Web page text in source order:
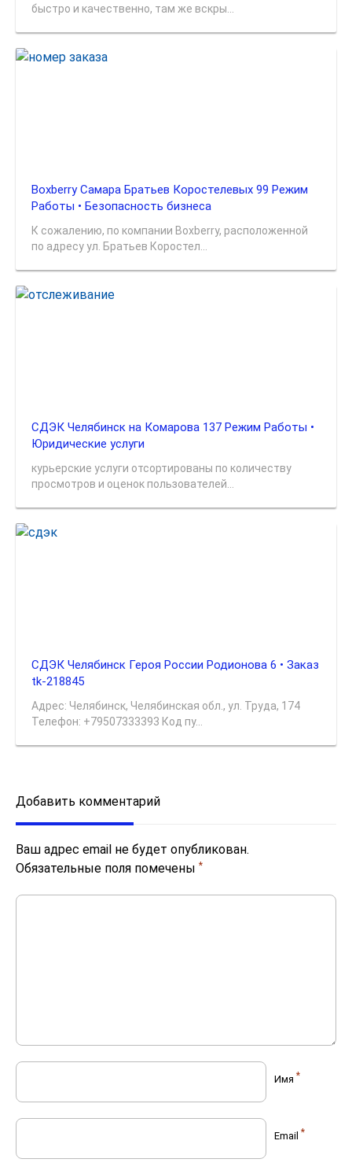
быстро и качественно, там же вскры...
Boxberry Самара Братьев Коростелевых 99 Режим
Работы • Безопасность бизнеса
К сожалению, по компании Boxberry, расположенной
по адресу ул. Братьев Коростел...
СДЭК Челябинск на Комарова 137 Режим Работы •
Юридические услуги
курьерские услуги отсортированы по количеству
просмотров и оценок пользователей...
СДЭК Челябинск Героя России Родионова 6 • Заказ
tk-218845
Адрес: Челябинск, Челябинская обл., ул. Труда, 174
Телефон: +79507333393 Код пу...
Добавить комментарий
Ваш адрес email не будет опубликован.
Обязательные поля помечены *
Имя *
Email *